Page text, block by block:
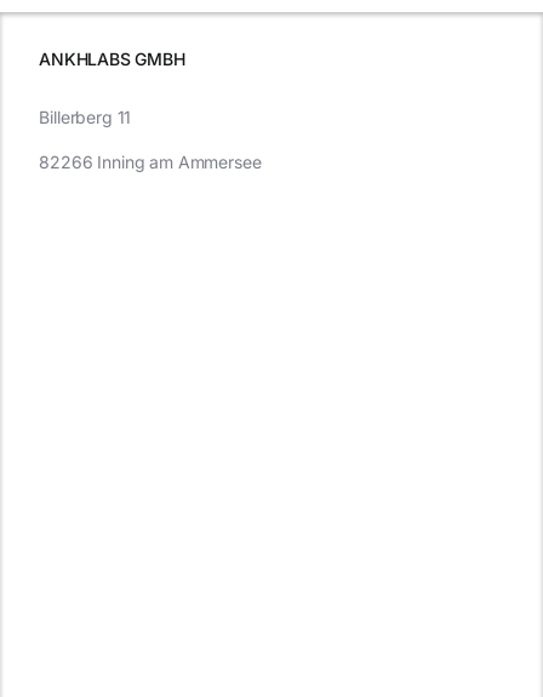
müssen
ANKHLABS GMBH
Billerberg 11
82266 Inning am Ammersee